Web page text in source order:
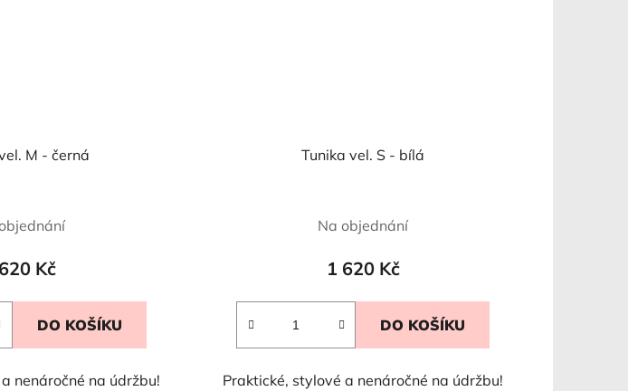
M - černá
Kč
DO KOŠÍKU
nenáročné na údržbu!
Tunika vel. S - bílá
Na objednání
1 620 Kč
DO KOŠÍKU
Praktické, stylové a nenáročné na údržbu!